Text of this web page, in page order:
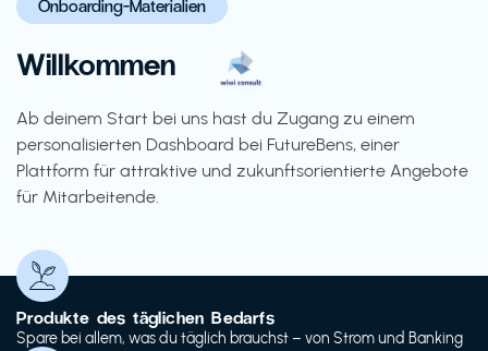
Onboarding-Materialien
Willkommen
Ab deinem Start bei uns hast du Zugang zu einem
personalisierten Dashboard bei FutureBens, einer
Plattform für attraktive und zukunftsorientierte Angebote
für Mitarbeitende.
Produkte des täglichen Bedarfs
Spare bei allem, was du täglich brauchst – von Strom und Banking